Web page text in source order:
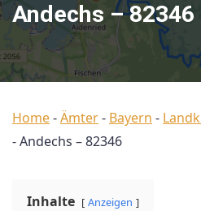
Andechs – 82346
Home-Ämter- Bayern -
-Andechs – 82346
Inhalte Anzeigen